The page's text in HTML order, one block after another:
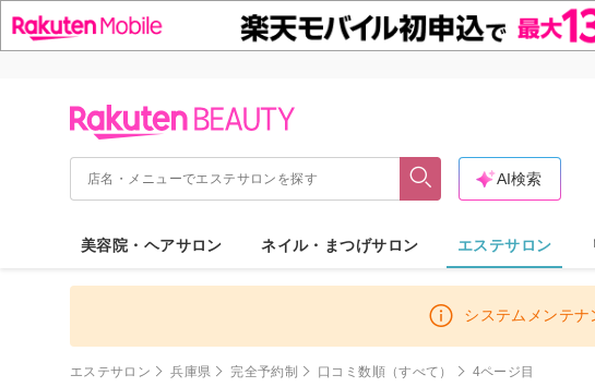
AI検索
美容院・ヘアサロン ネイル・まつげサロン エステサロン
システムメンテ
エステサロン 兵庫県 完全予約制 口コミ数順（すべて） 4ページ目